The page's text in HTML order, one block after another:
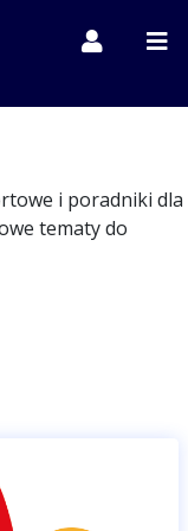
i poradniki dla
tematy do